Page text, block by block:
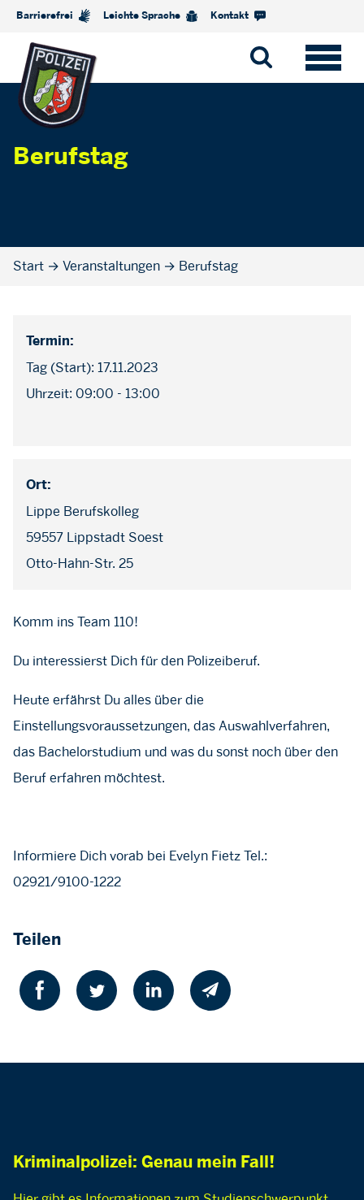
Barrierefrei Leichte Sprache Kontakt
Berufstag
Start → Veranstaltungen → Berufstag
Termin:
Tag (Start): 17.11.2023
Uhrzeit: 09:00 - 13:00
Ort:
Lippe Berufskolleg
59557 Lippstadt Soest
Otto-Hahn-Str. 25
Komm ins Team 110!
Du interessierst Dich für den Polizeiberuf.
Heute erfährst Du alles über die
Einstellungsvoraussetzungen, das Auswahlverfahren,
das Bachelorstudium und was du sonst noch über den
Beruf erfahren möchtest.
Informiere Dich vorab bei Evelyn Fietz Tel.:
02921/9100-1222
Teilen
Kriminalpolizei: Genau mein Fall!